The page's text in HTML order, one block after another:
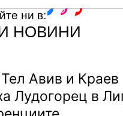
ни в:
НОВИНИ
Авив и Краев
Лудогорец в